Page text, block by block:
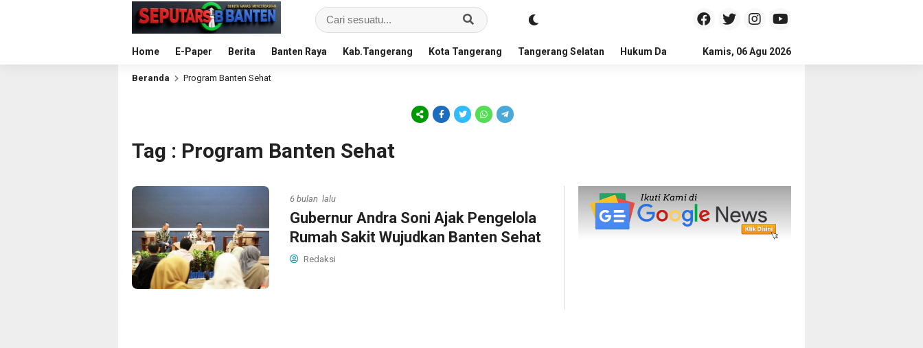
Home E-Paper Berita Banten Raya Kab.Tangerang Kota Tangerang Tangerang Selatan Hukum Dan Kriminal Politik Pendidikan
Kamis, 06 Agu 2026
Beranda Program Banten Sehat
Tag : Program Banten Sehat
6 bulan lalu
Gubernur Andra Soni Ajak Pengelola
Rumah Sakit Wujudkan Banten Sehat
Redaksi